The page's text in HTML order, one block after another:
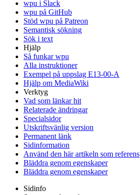
wpu i Slack
wpu på GitHub
Stöd wpu på Patreon
Semantisk sökning
Sök i text
Hjälp
Så funkar wpu
Alla instruktioner
Exempel på uppslag E13-00-A
Hjälp om MediaWiki
Verktyg
Vad som länkar hit
Relaterade ändringar
Specialsidor
Utskriftsvänlig version
Permanent länk
Sidinformation
Använd den här artikeln som referens
Bläddra genom egenskaper
Bläddra genom egenskaper
Sidinfo